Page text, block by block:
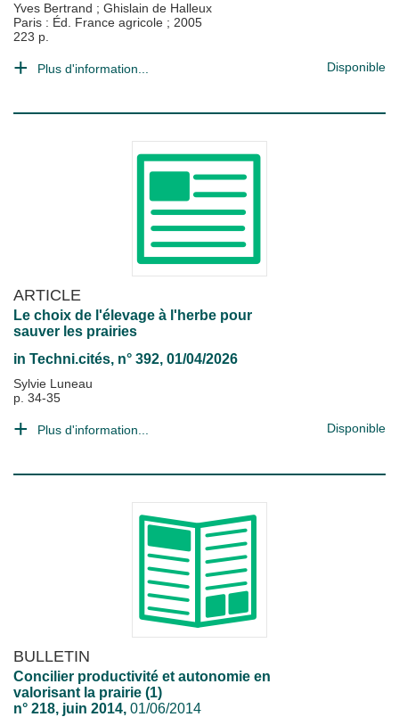
Yves Bertrand ; Ghislain de Halleux
Paris : Éd. France agricole ; 2005
223 p.
Plus d'information... Disponible
ARTICLE
Le choix de l'élevage à l'herbe pour
sauver les prairies
in Techni.cités, n° 392, 01/04/2026
Sylvie Luneau
p. 34-35
Plus d'information... Disponible
BULLETIN
Concilier productivité et autonomie en
valorisant la prairie (1)
n° 218, juin 2014, 01/06/2014